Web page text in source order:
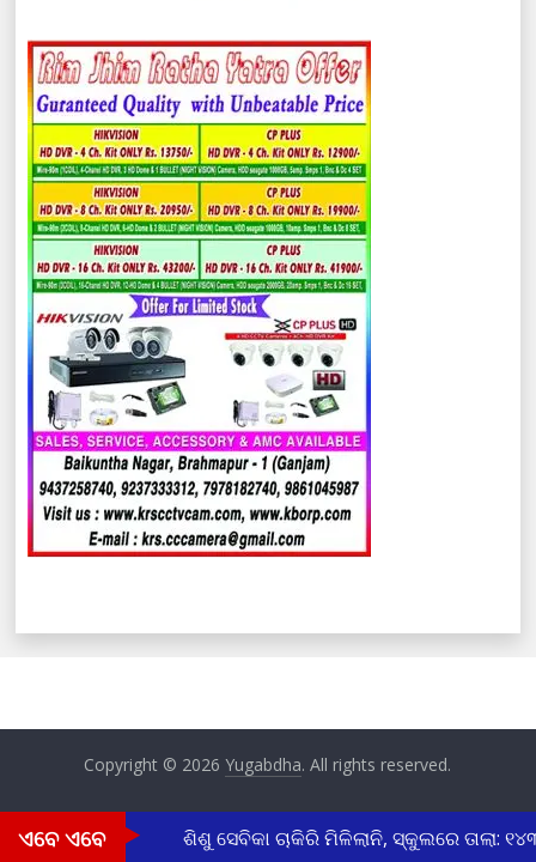
Copyright © 2026Yugabdha. All rights reserved.
ଏବେ ଏବେ
ହାତୀର ମୃତ୍ୟୁ ଶିଶୁ ସେବିକା ଚାକିରି ମିଳିଲାନି, ସ୍କୁଲରେ ତାଲା: